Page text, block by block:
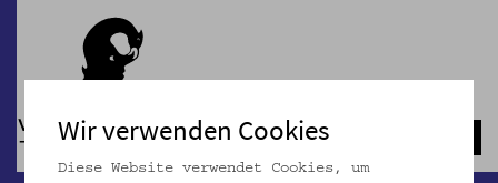
Wir verwenden Cookies
Diese Website verwendet Cookies, um